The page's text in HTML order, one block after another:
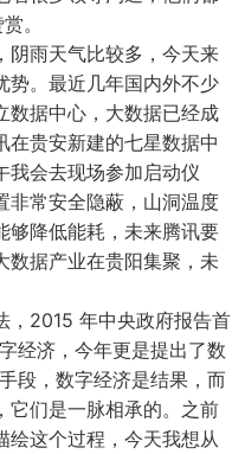
。
阴雨天气比较多，今天来
势。最近几年国内外不少
数据中心，大数据已经成
在贵安新建的七星数据中
我会去现场参加启动仪
非常安全隐蔽，山洞温度
够降低能耗，未来腾讯要
数据产业在贵阳集聚，未
，2015 年中央政府报告首
经济，今年更是提出了数
段，数字经济是结果，而
它们是一脉相承的。之前
这个过程，今天我想从